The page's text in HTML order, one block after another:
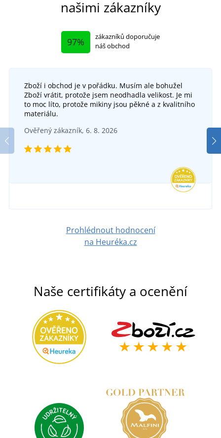
našimi zákazníky
97%
zákazníků doporučuje
náš obchod
Zboží i obchod je v pořádku. Musím ale bohužel
Zboží vrátit, protože jsem neodhadla velikost. Je mi
to moc líto, protože mikiny jsou pěkné a z kvalitního
materiálu.
Ověřený zákazník, 6. 8. 2026
Prohlédnout hodnocení
na Heuréka.cz
Naše certifikáty a ocenění